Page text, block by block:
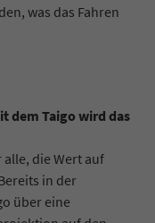
was das Fahren
dem Taigo wird das
alle, die Wert auf
in der
über eine